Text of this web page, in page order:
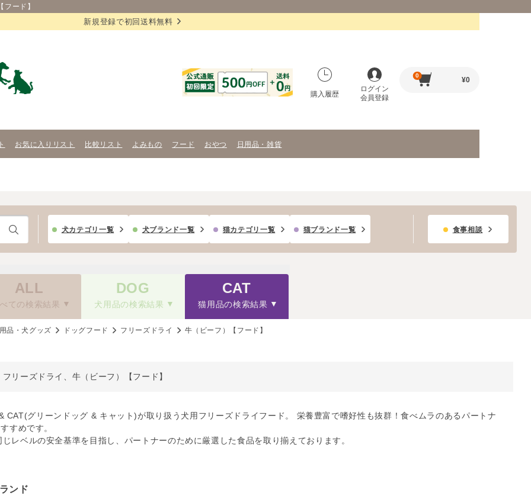
ード】
新規登録で初回送料無料
購入履歴
ログイン
会員登録
0
¥0
お気に入りリスト 比較リスト よみもの フード おやつ 日用品・雑貨
犬カテゴリ一覧 犬ブランド一覧 猫カテゴリ一覧 猫ブランド一覧 食事相談
ALL
ての検索結果
DOG
犬用品の検索結果
CAT
猫用品の検索結果
品・犬グッズ ドッグフード フリーズドライ 牛（ビーフ）【フード】
リーズドライ、牛（ビーフ）【フード】
CAT(グリーンドッグ & キャット)が取り扱う犬用フリーズドライフード。 栄養豊富で嗜好性も抜群！食べムラのあるパートナ
すめです。
レベルの安全基準を目指し、パートナーのために厳選した食品を取り揃えております。
ンド